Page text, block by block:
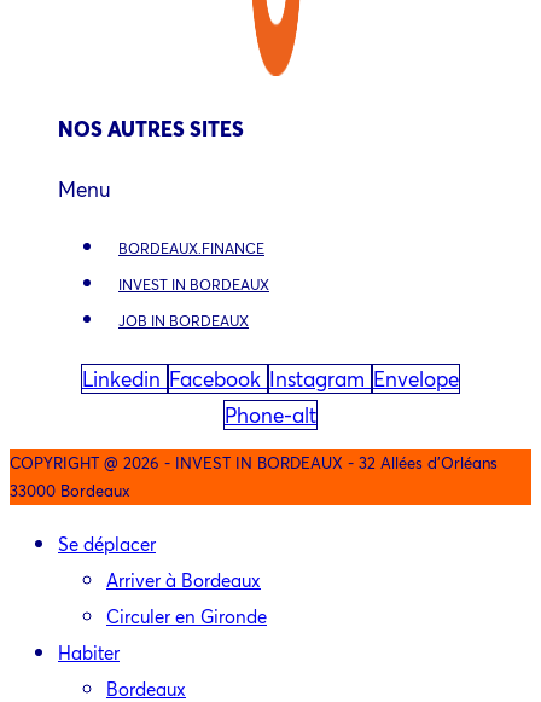
NOS AUTRES SITES
Menu
BORDEAUX.FINANCE
INVEST IN BORDEAUX
JOB IN BORDEAUX
Linkedin Facebook Instagram Envelope
Phone-alt
COPYRIGHT @ 2026 - INVEST IN BORDEAUX - 32 Allées d'Orléans
33000 Bordeaux
Se déplacer
Arriver à Bordeaux
Circuler en Gironde
Habiter
Bordeaux